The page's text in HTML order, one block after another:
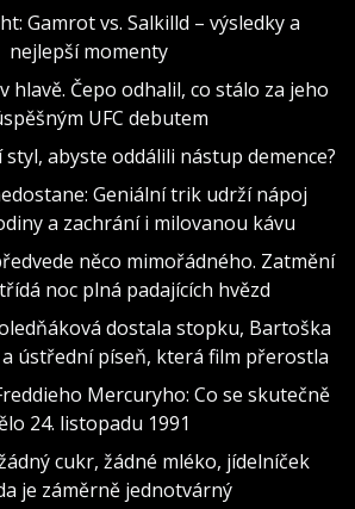
Gamrot vs. Salkilld – výsledky a
nejlepší momenty
hlavě. Čepo odhalil, co stálo za jeho
UFC debutem
abyste oddálili nástup demence?
Geniální trik udrží nápoj
a zachrání i milovanou kávu
něco mimořádného. Zatmění
noc plná padajících hvězd
dostala stopku, Bartoška
ústřední píseň, která film přerostla
Mercuryho: Co se skutečně
24. listopadu 1991
cukr, žádné mléko, jídelníček
je záměrně jednotvárný